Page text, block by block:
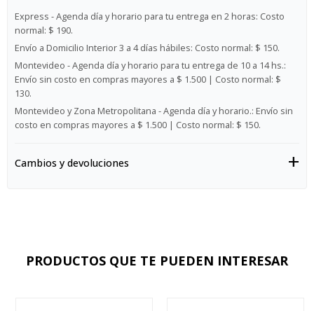
Express - Agenda día y horario para tu entrega en 2 horas: Costo
normal: $ 190.
Envío a Domicilio Interior 3 a 4 días hábiles: Costo normal: $ 150.
Montevideo - Agenda día y horario para tu entrega de 10 a 14 hs.:
Envío sin costo en compras mayores a $ 1.500 | Costo normal: $
130.
Montevideo y Zona Metropolitana - Agenda día y horario.: Envío sin
costo en compras mayores a $ 1.500 | Costo normal: $ 150.
Cambios y devoluciones
PRODUCTOS QUE TE PUEDEN INTERESAR